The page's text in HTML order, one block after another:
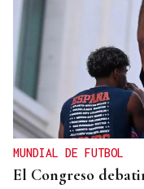
MUNDIAL DE FUTBOL
El Congreso